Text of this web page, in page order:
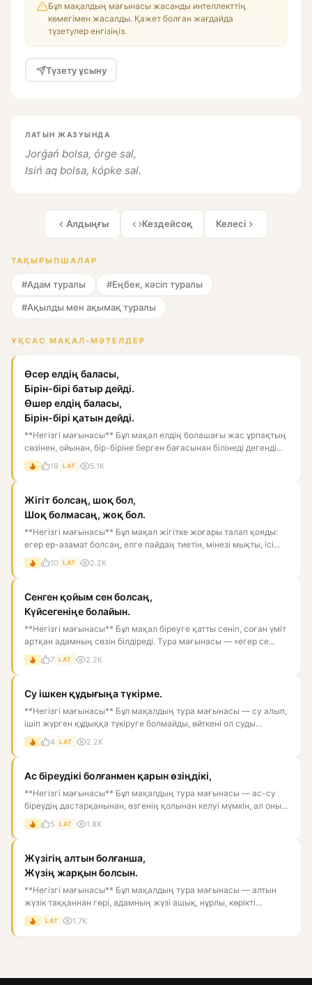
Бұл мақалдың мағынасы жасанды интеллекттің
көмегімен жасалды. Қажет болған жағдайда
түзетулер енгізіңіз.
Түзету ұсыну
ЛАТЫН ЖАЗУЫНДА
Jorǵań bolsa, órge sal,
Isiń aq bolsa, kópke sal.
Алдыңғы Кездейсоқ Келесі
ТАҚЫРЫПШАЛАР
#Адам туралы #Еңбек, кәсіп туралы
#Ақылды мен ақымақ туралы
ҰҚСАС МАҚАЛ-МӘТЕЛДЕР
Өсер елдің баласы,
Бірін-бірі батыр дейді.
Өшер елдің баласы,
Бірін-бірі қатын дейді.
**Негізгі мағынасы** Бұл мақал елдің болашағы жас ұрпақтың
сөзінен, ойынан, бір-біріне берген бағасынан білінеді дегенді...
18 LAT 5.1K
Жігіт болсаң, шоқ бол,
Шоқ болмасаң, жоқ бол.
**Негізгі мағынасы** Бұл мақал жігітке жоғары талап қояды:
егер ер-азамат болсаң, елге пайдаң тиетін, мінезі мықты, ісі...
10 LAT 2.2K
Сенген қойым сен болсаң,
Күйсегеніңе болайын.
**Негізгі мағынасы** Бұл мақал біреуге қатты сеніп, соған үміт
артқан адамның сөзін білдіреді. Тура мағынасы — «егер се...
7 LAT 2.2K
Су ішкен құдығыңа түкірме.
**Негізгі мағынасы** Бұл мақалдың тура мағынасы — су алып,
ішіп жүрген құдыққа түкіруге болмайды, өйткені ол суды
ластай...
4 LAT 2.2K
Ас біреудікі болғанмен қарын өзіңдікі,
**Негізгі мағынасы** Бұл мақалдың тура мағынасы — ас-су
біреудің дастарқанынан, өзгенің қолынан келуі мүмкін, ал оны
қор...
5 LAT 1.8K
Жүзігің алтын болғанша,
Жүзің жарқын болсын.
**Негізгі мағынасы** Бұл мақалдың тура мағынасы — алтын
жүзік таққаннан гөрі, адамның жүзі ашық, нұрлы, көрікті
болғаны...
LAT 1.7K